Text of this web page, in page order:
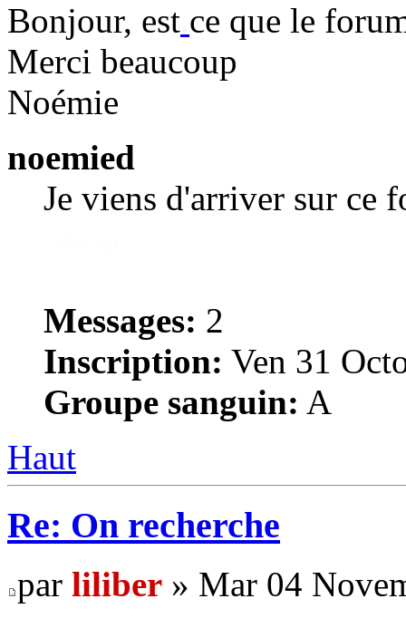
Bonjour, est.ce que le
Merci beaucoup
Noémie
noemied
Je viens d'arriver sur ce
Messages: 2
Inscription: Ven 31
Groupe sanguin: A
Haut
Re: On recherche
par liliber » Mar 04